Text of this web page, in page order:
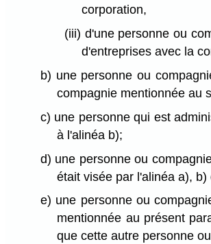
corporation,
(iii) d'une personne ou
d'entreprises avec la
b) une personne ou
compagnie mentionnée au
c) une personne qui est
à l'alinéa b);
d) une personne ou
était visée par l'alinéa a), b)
e) une personne ou
mentionnée au présent
que cette autre personne